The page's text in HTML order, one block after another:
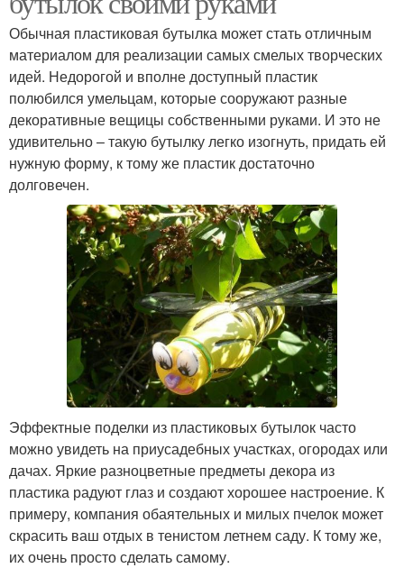
Обычная пластиковая бутылка может стать отличным
материалом для реализации самых смелых творческих
идей. Недорогой и вполне доступный пластик
полюбился умельцам, которые сооружают разные
декоративные вещицы собственными руками. И это не
удивительно – такую бутылку легко изогнуть, придать ей
нужную форму, к тому же пластик достаточно
долговечен.
Эффектные поделки из пластиковых бутылок часто
можно увидеть на приусадебных участках, огородах или
дачах. Яркие разноцветные предметы декора из
пластика радуют глаз и создают хорошее настроение. К
примеру, компания обаятельных и милых пчелок может
скрасить ваш отдых в тенистом летнем саду. К тому же,
их очень просто сделать самому.